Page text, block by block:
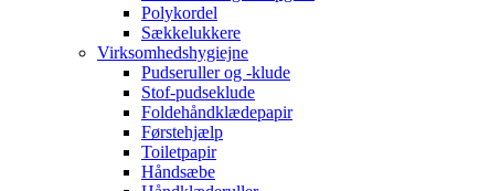
Polykordel
Sækkelukkere
Virksomhedshygiejne
Pudseruller og -klude
Stof-pudseklude
Foldehåndklædepapir
Førstehjælp
Toiletpapir
Håndsæbe